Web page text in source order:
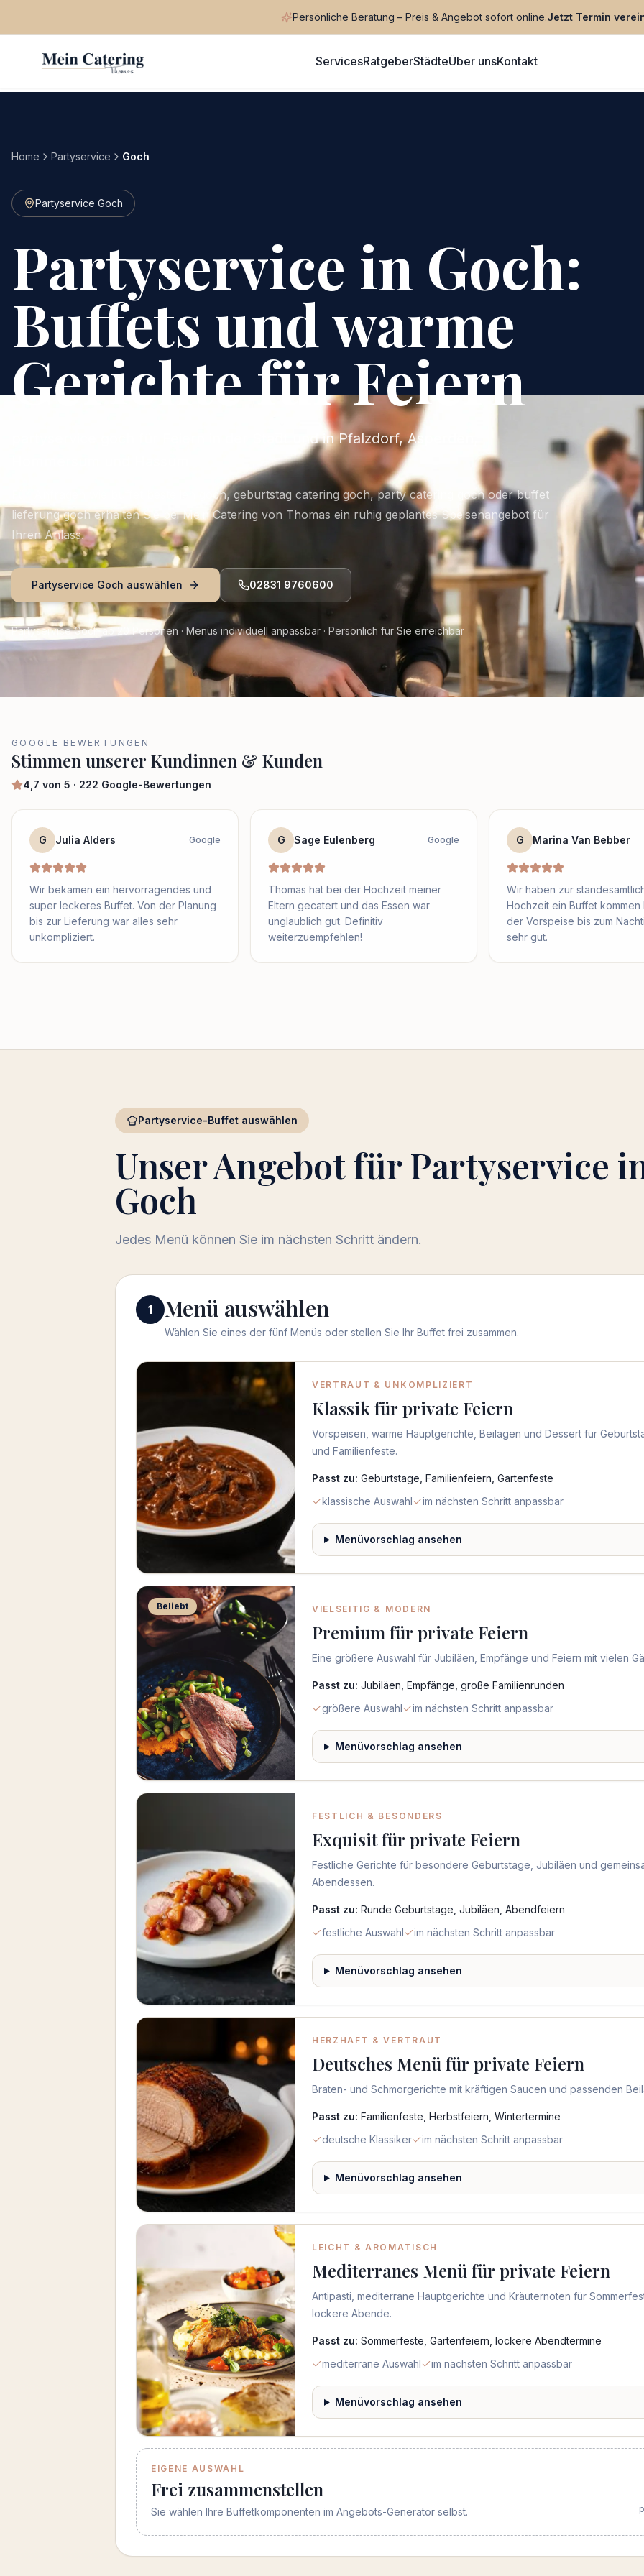
Persönliche Beratung – Preis & Angebot sofort online.Jetzt Termin
ServicesRatgeberStädteÜber unsKontakt
Home Partyservice Goch
Partyservice Goch
Partyservice in Goch:
Buffets und warme
Gerichte für Feiern
partyservice goch für Feiern in der Stadt und in Pfalzdorf, Asperden,
Für Anfragen wie buffet bestellen goch, geburtstag catering goch, party catering goch oder buffet
lieferung goch erhalten Sie bei Mein Catering von Thomas ein ruhig geplantes Speisenangebot für
Ihren Anlass.
Partyservice Goch auswählen 02831 9760600
Partyservice Goch ab 20 Personen · Menüs individuell anpassbar · Persönlich für Sie erreichbar
GOOGLE BEWERTUNGEN
Stimmen unserer Kundinnen & Kunden
4,7 von 5 · 222 Google-Bewertungen
G Julia Alders Google
Wir bekamen ein hervorragendes und
super leckeres Buffet. Von der Planung
bis zur Lieferung war alles sehr
unkompliziert.
G Sage Eulenberg Google
Thomas hat bei der Hochzeit meiner
Eltern gecatert und das Essen war
unglaublich gut. Definitiv
weiterzuempfehlen!
G Marina Van Bebber
Wir haben zur
Hochzeit ein Buffet kommen
der Vorspeise bis zum
sehr gut.
Partyservice-Buffet auswählen
Unser Angebot fürPartyservice
Goch
Jedes Menü können Sie im nächsten Schritt ändern.
1 Menü auswählen
Wählen Sie eines der fünf Menüs oder stellen Sie Ihr Buffet frei zusammen.
Menü auswählen
VERTRAUT & UNKOMPLIZIERT
Klassik für private Feiern
Vorspeisen, warme Hauptgerichte, Beilagen und Dessert für
und Familienfeste.
Passt zu: Geburtstage, Familienfeiern, Gartenfeste
klassische Auswahl
im nächsten Schritt anpassbar
Menüvorschlag ansehen
Beliebt VIELSEITIG & MODERN
Premium für private Feiern
Eine größere Auswahl für Jubiläen, Empfänge und Feiern mit vielen
Passt zu: Jubiläen, Empfänge, große Familienrunden
größere Auswahl
im nächsten Schritt anpassbar
Menüvorschlag ansehen
FESTLICH & BESONDERS
Exquisit für private Feiern
Festliche Gerichte für besondere Geburtstage, Jubiläen und
Abendessen.
Passt zu: Runde Geburtstage, Jubiläen, Abendfeiern
festliche Auswahl
im nächsten Schritt anpassbar
Menüvorschlag ansehen
HERZHAFT & VERTRAUT
Deutsches Menü für private Feiern
Braten- und Schmorgerichte mit kräftigen Saucen und passenden
Passt zu: Familienfeste, Herbstfeiern, Wintertermine
deutsche Klassiker
im nächsten Schritt anpassbar
Menüvorschlag ansehen
LEICHT & AROMATISCH
Mediterranes Menü für private Feiern
Antipasti, mediterrane Hauptgerichte und Kräuternoten für
lockere Abende.
Passt zu: Sommerfeste, Gartenfeiern, lockere Abendtermine
mediterrane Auswahl
im nächsten Schritt anpassbar
Menüvorschlag ansehen
EIGENE AUSWAHL
Frei zusammenstellen
Sie wählen Ihre Buffetkomponenten im Angebots-Generator selbst.